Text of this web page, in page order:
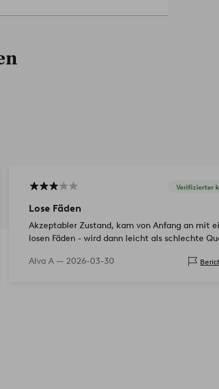
Verifizierter
Lose Fäden
Akzeptabler Zustand, kam von Anfang an mit
losen Fäden - wird dann leicht als schlechte
Alva A — 2026-03-30